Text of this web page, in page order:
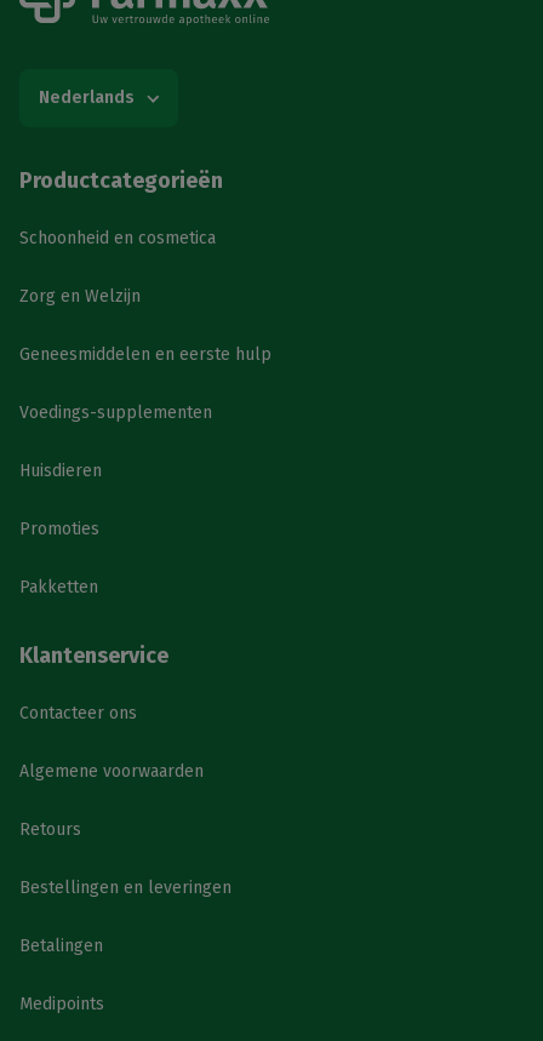
Nederlands
Productcategorieën
Schoonheid en cosmetica
Zorg en Welzijn
Geneesmiddelen en eerste hulp
Voedings-supplementen
Huisdieren
Promoties
Pakketten
Klantenservice
Contacteer ons
Algemene voorwaarden
Retours
Bestellingen en leveringen
Betalingen
Medipoints